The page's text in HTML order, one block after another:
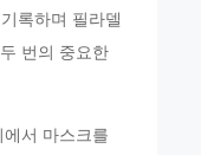
록하며 필라델
번의 중요한
서 마스크를